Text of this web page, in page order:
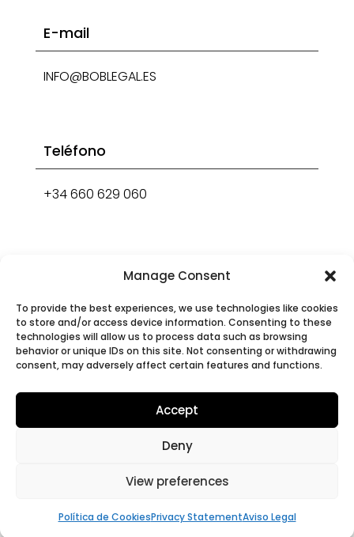
Manage Consent
To provide the best experiences, we use technologies like cookies
to store and/or access device information. Consenting to these
technologies will allow us to process data such as browsing
behavior or unique IDs on this site. Not consenting or withdrawing
consent, may adversely affect certain features and functions.
Accept
Deny
View preferences
Política de CookiesPrivacy StatementAviso Legal
E-mail
INFO@BOBLEGAL.ES
Teléfono
+34 660 629 060
CALLE DE LA PRINCESA, 29, 3º, MONCLOA –
ARAVACA, 28008 MADRID
Social
Instagram
privacidad|Aviso Legal